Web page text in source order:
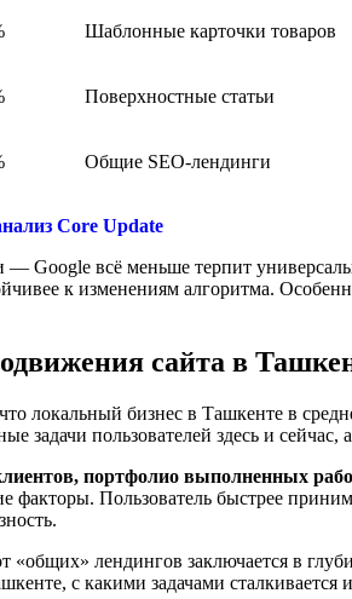
Шаблонные карточки товаров
Поверхностные статьи
Общие SEO-лендинги
Core Update
Google всё меньше терпит
к изменениям алгоритма.
сайта в
локальный бизнес в Ташкенте в
задачи пользователей здесь и
портфолио выполненных
факторы. Пользователь быстрее
«общих» лендингов заключается в
с какими задачами